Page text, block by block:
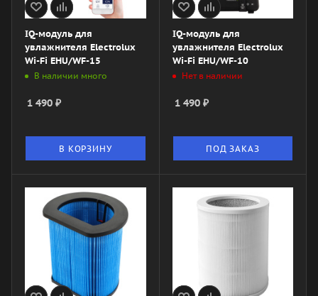
IQ-модуль для
увлажнителя Electrolux
Wi-Fi EHU/WF-15
В наличии много
1 490 ₽
В КОРЗИНУ
IQ-модуль для
увлажнителя Electrolux
Wi-Fi EHU/WF-10
Нет в наличии
1 490₽
ПОД ЗАКАЗ